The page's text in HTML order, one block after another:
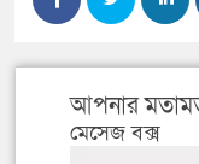
আপনার
মেসেজ বক্স